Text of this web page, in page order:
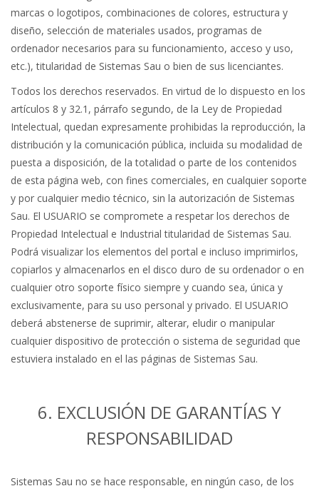
marcas o logotipos, combinaciones de colores, estructura y
diseño, selección de materiales usados, programas de
ordenador necesarios para su funcionamiento, acceso y uso,
etc.), titularidad de Sistemas Sau o bien de sus licenciantes.
Todos los derechos reservados. En virtud de lo dispuesto en los
artículos 8 y 32.1, párrafo segundo, de la Ley de Propiedad
Intelectual, quedan expresamente prohibidas la reproducción, la
distribución y la comunicación pública, incluida su modalidad de
puesta a disposición, de la totalidad o parte de los contenidos
de esta página web, con fines comerciales, en cualquier soporte
y por cualquier medio técnico, sin la autorización de Sistemas
Sau. El USUARIO se compromete a respetar los derechos de
Propiedad Intelectual e Industrial titularidad de Sistemas Sau.
Podrá visualizar los elementos del portal e incluso imprimirlos,
copiarlos y almacenarlos en el disco duro de su ordenador o en
cualquier otro soporte físico siempre y cuando sea, única y
exclusivamente, para su uso personal y privado. El USUARIO
deberá abstenerse de suprimir, alterar, eludir o manipular
cualquier dispositivo de protección o sistema de seguridad que
estuviera instalado en el las páginas de Sistemas Sau.
6. EXCLUSIÓN DE GARANTÍAS Y
RESPONSABILIDAD
Sistemas Sau no se hace responsable, en ningún caso, de los